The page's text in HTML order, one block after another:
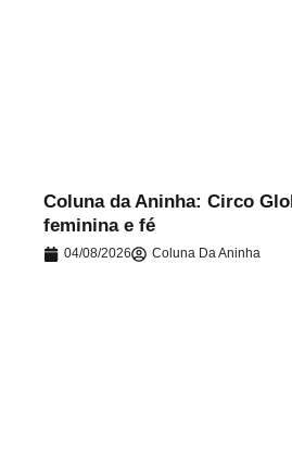
Coluna da Aninha: Circo
feminina e fé
04/08/2026 Coluna Da Aninha